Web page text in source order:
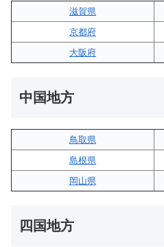
滋賀県
京都府
大阪府
中国地方
鳥取県
島根県
岡山県
四国地方